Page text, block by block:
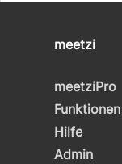
meetzi
meetziPro
Funktionen
Hilfe
Admin